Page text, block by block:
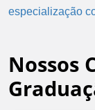
especialização
Nossos